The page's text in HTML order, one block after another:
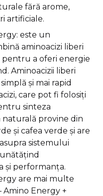
fără arome,
artificiale.
este un
aminoacizi liberi
a oferi energie
Aminoacizii liberi
și mai rapid
care pot fi folosiți
sinteza
naturală provine din
și cafea verde și are
sistemului
și performanța.
are mai multe
Amino Energy +